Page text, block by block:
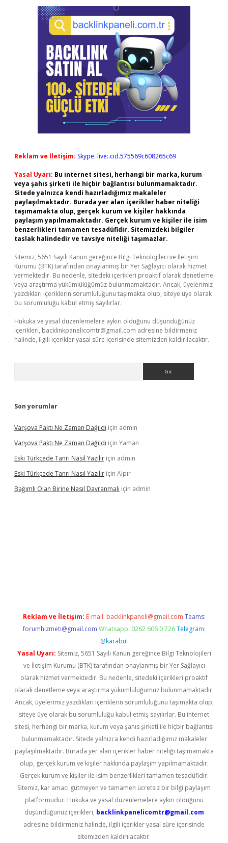
Reklam ve İletişim: Skype: live:.cid.575569c608265c69
Yasal Uyarı: Bu internet sitesi, herhangi bir marka, kurum
veya şahıs şirketi ile hiçbir bağlantısı bulunmamaktadır.
Sitede yalnızca kendi hazırladığımız makaleler
paylaşılmaktadır. Burada yer alan içerikler haber niteliği
taşımamakta olup, gerçek kurum ve kişiler hakkında
paylaşım yapılmamaktadır. Gerçek kurum ve kişiler ile isim
benzerlikleri tamamen tesadüfidir. Sitemizdeki bilgiler
taslak halindedir ve tavsiye niteliği taşımazlar.
Sitemiz, 5651 Sayılı Kanun gereğince Bilgi Teknolojileri ve İletişim
Kurumu (BTK) tarafından onaylanmış bir Yer Sağlayıcı olarak hizmet
vermektedir. Bu nedenle, sitedeki içerikleri proaktif olarak denetleme
veya araştırma yükümlülüğümüz bulunmamaktadır. Ancak, üyelerimiz
yazdıkları içeriklerin sorumluluğunu taşımakta olup, siteye üye olarak
bu sorumluluğu kabul etmiş sayılırlar.
Hukuka ve yasal düzenlemelere aykırı olduğunu düşündüğünüz
içerikleri, backlinkpanelicomtr@gmail.com adresine bildirmeniz
halinde, ilgili içerikler yasal süre içerisinde sitemizden kaldırılacaktır.
Son yorumlar
Varşova Paktı Ne Zaman Dağıldı için admin
Varşova Paktı Ne Zaman Dağıldı için Yaman
Eski Türkçede Tanrı Nasıl Yazılır için admin
Eski Türkçede Tanrı Nasıl Yazılır için Alpır
Bağımlı Olan Birine Nasıl Davranmalı için admin
Reklam ve İletişim: E-mail: backlinkpaneli@gmail.com Teams:
forumhizmeti@gmail.com Whatsapp: 0262 606 0 726 Telegram:
@karabul
Yasal Uyarı: Sitemiz, 5651 Sayılı Kanun gereğince Bilgi Teknolojileri
ve İletişim Kurumu (BTK) tarafından onaylanmış bir Yer Sağlayıcı
olarak hizmet vermektedir. Bu nedenle, sitedeki içerikleri proaktif
olarak denetleme veya araştırma yükümlülüğümüz bulunmamaktadır.
Ancak, üyelerimiz yazdıkları içeriklerin sorumluluğunu taşımakta olup,
siteye üye olarak bu sorumluluğu kabul etmiş sayılırlar. Bu internet
sitesi, herhangi bir marka, kurum veya şahıs şirketi ile hiçbir bağlantısı
bulunmamaktadır. Sitede yalnızca kendi hazırladığımız makaleler
paylaşılmaktadır. Burada yer alan içerikler haber niteliği taşımamakta
olup, gerçek kurum ve kişiler hakkında paylaşım yapılmamaktadır.
Gerçek kurum ve kişiler ile isim benzerlikleri tamamen tesadüfidir.
Sitemiz, kar amacı gütmeyen ve tamamen ücretsiz bir bilgi paylaşım
platformudur. Hukuka ve yasal düzenlemelere aykırı olduğunu
düşündüğünüz içerikleri, backlinkpanelicomtr@gmail.com
adresine bildirmeniz halinde, ilgili içerikler yasal süre içerisinde
sitemizden kaldırılacaktır.